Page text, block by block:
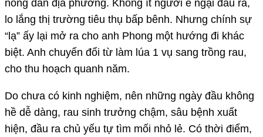
nông dân địa phương. Không ít người e ngại đầu ra,
lo lắng thị trường tiêu thụ bấp bênh. Nhưng chính sự
“lạ” ấy lại mở ra cho anh Phong một hướng đi khác
biệt. Anh chuyển đổi từ làm lúa 1 vụ sang trồng rau,
cho thu hoạch quanh năm.
Do chưa có kinh nghiệm, nên những ngày đầu không
hề dễ dàng, rau sinh trưởng chậm, sâu bệnh xuất
hiện, đầu ra chủ yếu tự tìm mối nhỏ lẻ. Có thời điểm,